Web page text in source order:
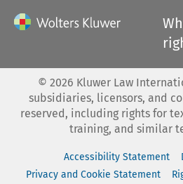
© 2026 Kluwer Law
subsidiaries, licensors, and
reserved, including rights for
training, and similar
Accessibility Statement
Privacy and Cookie Statement